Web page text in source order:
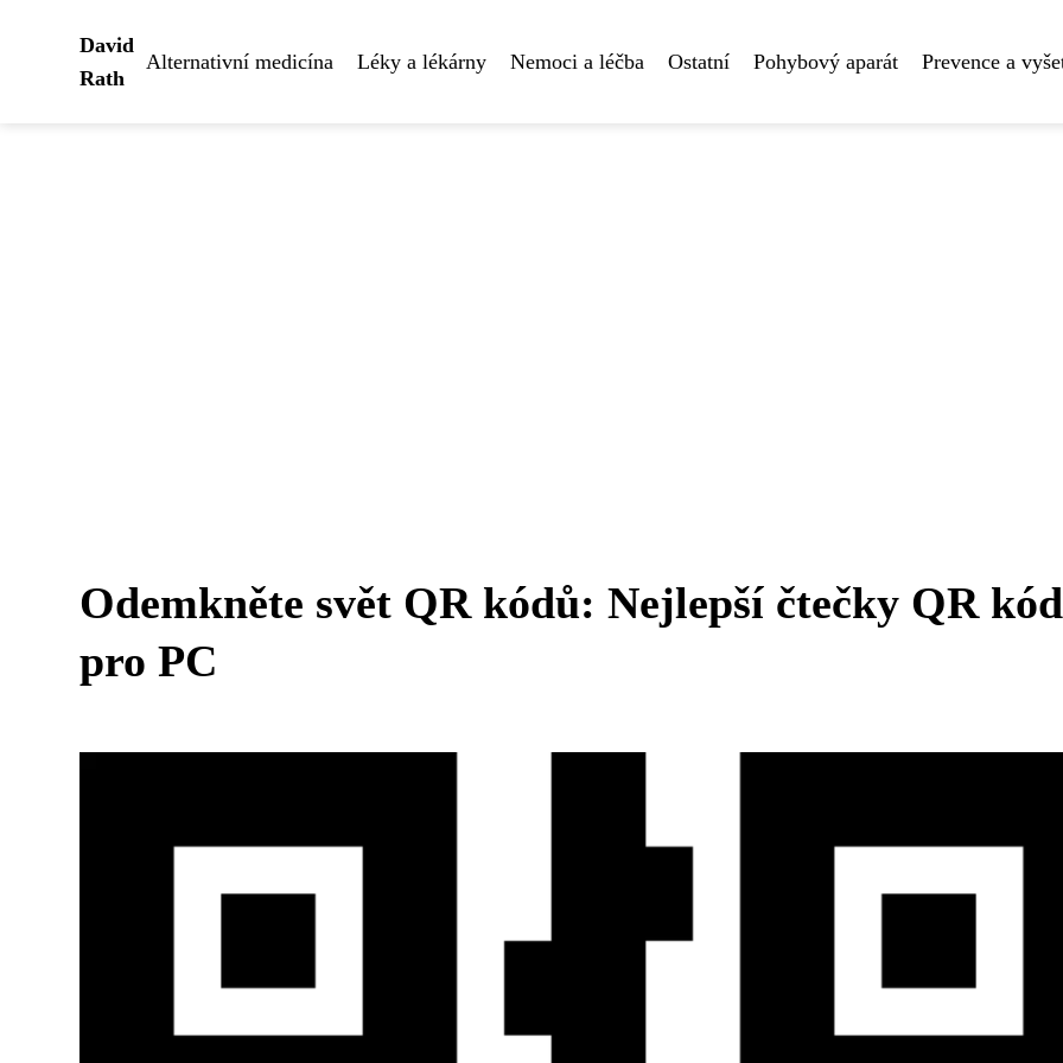
David
Rath
Alternativní medicína Léky a lékárny Nemoci a léčba Ostatní Pohybový aparát Prevence a
Odemkněte svět QR kódů: Nejlepší čtečky QR
pro PC